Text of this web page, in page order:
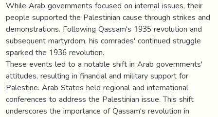
While Arab governments focused on internal issues, their
people supported the Palestinian cause through strikes and
demonstrations. Following Qassam's 1935 revolution and
subsequent martyrdom, his comrades' continued struggle
sparked the 1936 revolution.
These events led to a notable shift in Arab governments'
attitudes, resulting in financial and military support for
Palestine. Arab States held regional and international
conferences to address the Palestinian issue. This shift
underscores the importance of Qassam's revolution in